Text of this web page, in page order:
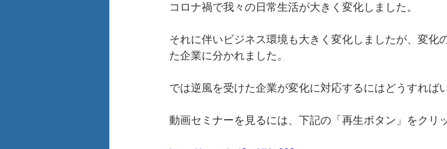
コロナ禍で我々の日常生活が大きく変化しました。
それに伴いビジネス環境も大きく変化しましたが、変化
た企業に分かれました。
では逆風を受けた企業が変化に対応するにはどうすれば
動画セミナーを見るには、下記の「再生ボタン」をクリ